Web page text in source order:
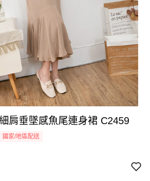
肩垂墜感魚尾連身裙 C2459
國家/地區配送